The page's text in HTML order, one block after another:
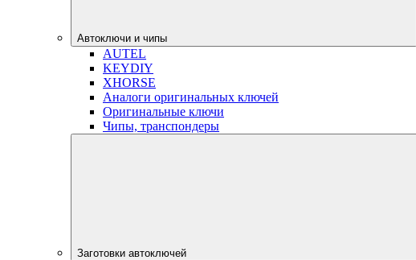
Автоключи и чипы
AUTEL
KEYDIY
XHORSE
Аналоги оригинальных ключей
Оригинальные ключи
Чипы, транспондеры
Заготовки автоключей